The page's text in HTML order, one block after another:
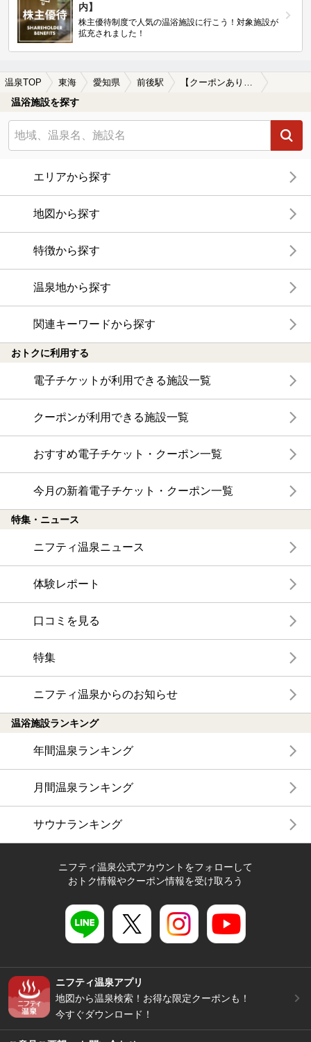
内】
株主優待制度で人気の温浴施設に行こう！対象施設が
拡充されました！
温泉TOP 東海 愛知県 前後駅
温浴施設を探す
エリアから探す
地図から探す
特徴から探す
温泉地から探す
関連キーワードから探す
おトクに利用する
電子チケットが利用できる施設一覧
クーポンが利用できる施設一覧
おすすめ電子チケット・クーポン一覧
今月の新着電子チケット・クーポン一覧
特集・ニュース
ニフティ温泉ニュース
体験レポート
口コミを見る
特集
ニフティ温泉からのお知らせ
温浴施設ランキング
年間温泉ランキング
月間温泉ランキング
サウナランキング
ニフティ温泉公式アカウントをフォローして
おトク情報やクーポン情報を受け取ろう
ニフティ温泉アプリ
地図から温泉検索！お得な限定クーポンも！
今すぐダウンロード！